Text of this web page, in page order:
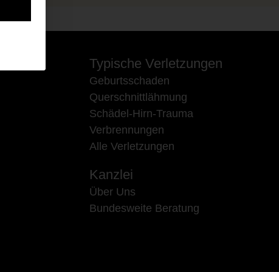
Typische Verletzungen
Geburtsschaden
Querschnittlähmung
Schädel-Hirn-Trauma
Verbrennungen
Alle Verletzungen
Kanzlei
Über Uns
Bundesweite Beratung